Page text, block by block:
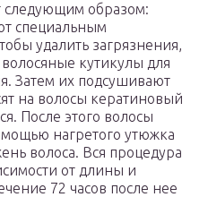
следующим образом:
специальным
удалить загрязнения,
кутикулы для
Затем их подсушивают
на волосы кератиновый
После этого волосы
нагретого утюжка
волоса. Вся процедура
от длины и
72 часов после нее